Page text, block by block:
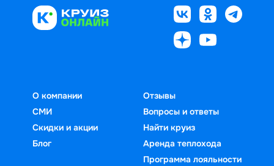
О компании
СМИ
Скидки и акции
Блог
Отзывы
Вопросы и ответы
Найти круиз
Аренда теплохода
Программа лояльности